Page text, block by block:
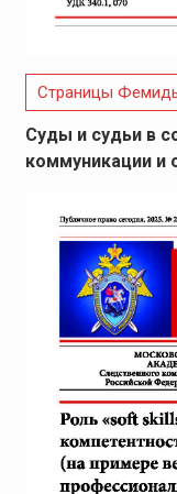
Страницы
Суды и судьи в
коммуникации и